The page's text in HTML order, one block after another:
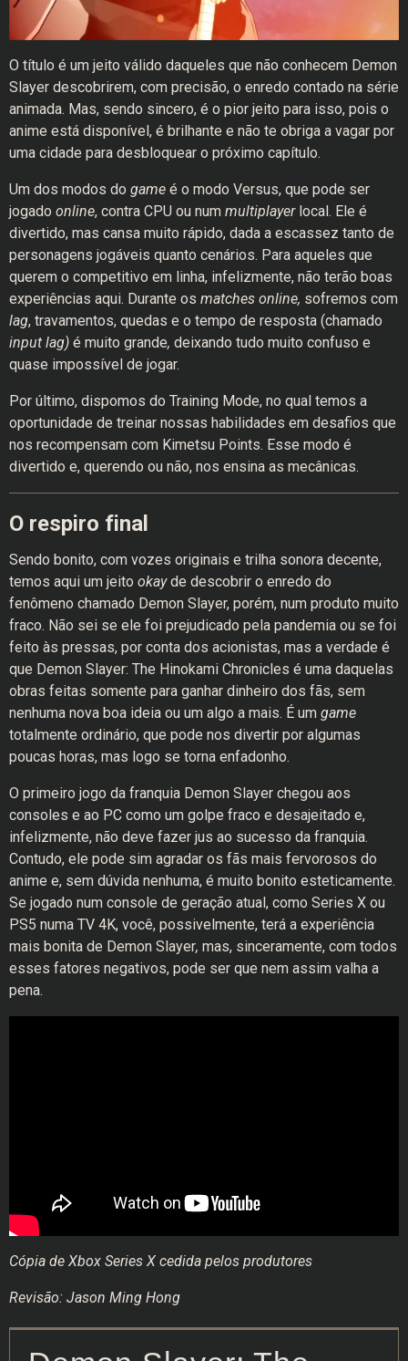
O título é um jeito válido daqueles que não conhecem Demon
Slayer descobrirem, com precisão, o enredo contado na série
animada. Mas, sendo sincero, é o pior jeito para isso, pois o
anime está disponível, é brilhante e não te obriga a vagar por
uma cidade para desbloquear o próximo capítulo.
Um dos modos do game é o modo Versus, que pode ser
jogado online, contra CPU ou num multiplayer local. Ele é
divertido, mas cansa muito rápido, dada a escassez tanto de
personagens jogáveis quanto cenários. Para aqueles que
querem o competitivo em linha, infelizmente, não terão boas
experiências aqui. Durante os matches online, sofremos com
lag, travamentos, quedas e o tempo de resposta (chamado
input lag) é muito grande, deixando tudo muito confuso e
quase impossível de jogar.
Por último, dispomos do Training Mode, no qual temos a
oportunidade de treinar nossas habilidades em desafios que
nos recompensam com Kimetsu Points. Esse modo é
divertido e, querendo ou não, nos ensina as mecânicas.
O respiro final
Sendo bonito, com vozes originais e trilha sonora decente,
temos aqui um jeito okayde descobrir o enredo do
fenômeno chamado Demon Slayer, porém, num produto muito
fraco. Não sei se ele foi prejudicado pela pandemia ou se foi
feito às pressas, por conta dos acionistas, mas a verdade é
que Demon Slayer: The Hinokami Chronicles é uma daquelas
obras feitas somente para ganhar dinheiro dos fãs, sem
nenhuma nova boa ideia ou um algo a mais. É um game
totalmente ordinário, que pode nos divertir por algumas
poucas horas, mas logo se torna enfadonho.
O primeiro jogo da franquia Demon Slayer chegou aos
consoles e ao PC como um golpe fraco e desajeitado e,
infelizmente, não deve fazer jus ao sucesso da franquia.
Contudo, ele pode sim agradar os fãs mais fervorosos do
anime e, sem dúvida nenhuma, é muito bonito esteticamente.
Se jogado num console de geração atual, como Series X ou
PS5 numa TV 4K, você, possivelmente, terá a experiência
mais bonita de Demon Slayer, mas, sinceramente, com todos
esses fatores negativos, pode ser que nem assim valha a
pena.
Cópia de Xbox Series X cedida pelos produtores
Revisão: Jason Ming Hong